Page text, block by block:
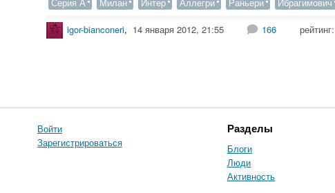
igor-bianconeri, 14 января 2012, 21:55 166
Войти
Зарегистрироваться
Разделы
Блоги
Люди
Активность